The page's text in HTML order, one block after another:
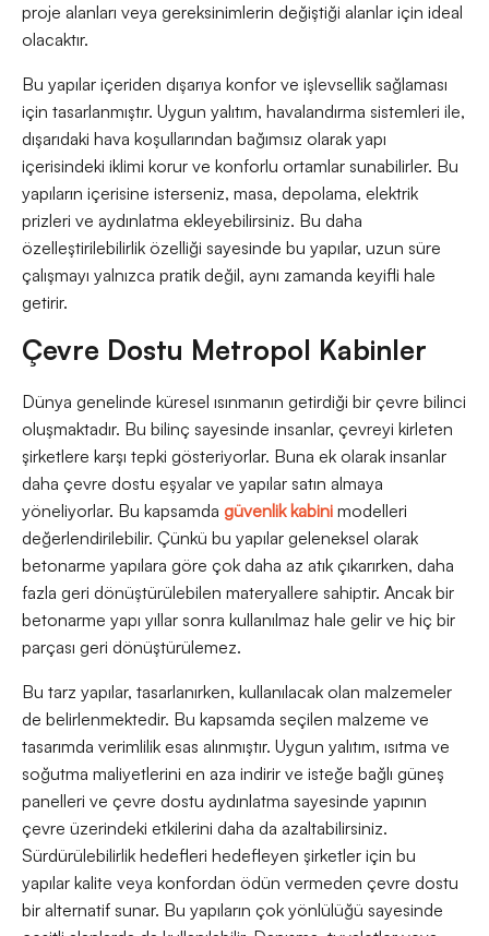
proje alanları veya gereksinimlerin değiştiği alanlar için ideal
olacaktır.
Bu yapılar içeriden dışarıya konfor ve işlevsellik sağlaması
için tasarlanmıştır. Uygun yalıtım, havalandırma sistemleri ile,
dışarıdaki hava koşullarından bağımsız olarak yapı
içerisindeki iklimi korur ve konforlu ortamlar sunabilirler. Bu
yapıların içerisine isterseniz, masa, depolama, elektrik
prizleri ve aydınlatma ekleyebilirsiniz. Bu daha
özelleştirilebilirlik özelliği sayesinde bu yapılar, uzun süre
çalışmayı yalnızca pratik değil, aynı zamanda keyifli hale
getirir.
Çevre Dostu Metropol Kabinler
Dünya genelinde küresel ısınmanın getirdiği bir çevre bilinci
oluşmaktadır. Bu bilinç sayesinde insanlar, çevreyi kirleten
şirketlere karşı tepki gösteriyorlar. Buna ek olarak insanlar
daha çevre dostu eşyalar ve yapılar satın almaya
yöneliyorlar. Bu kapsamda güvenlik kabini modelleri
değerlendirilebilir. Çünkü bu yapılar geleneksel olarak
betonarme yapılara göre çok daha az atık çıkarırken, daha
fazla geri dönüştürülebilen materyallere sahiptir. Ancak bir
betonarme yapı yıllar sonra kullanılmaz hale gelir ve hiç bir
parçası geri dönüştürülemez.
Bu tarz yapılar, tasarlanırken, kullanılacak olan malzemeler
de belirlenmektedir. Bu kapsamda seçilen malzeme ve
tasarımda verimlilik esas alınmıştır. Uygun yalıtım, ısıtma ve
soğutma maliyetlerini en aza indirir ve isteğe bağlı güneş
panelleri ve çevre dostu aydınlatma sayesinde yapının
çevre üzerindeki etkilerini daha da azaltabilirsiniz.
Sürdürülebilirlik hedefleri hedefleyen şirketler için bu
yapılar kalite veya konfordan ödün vermeden çevre dostu
bir alternatif sunar. Bu yapıların çok yönlülüğü sayesinde